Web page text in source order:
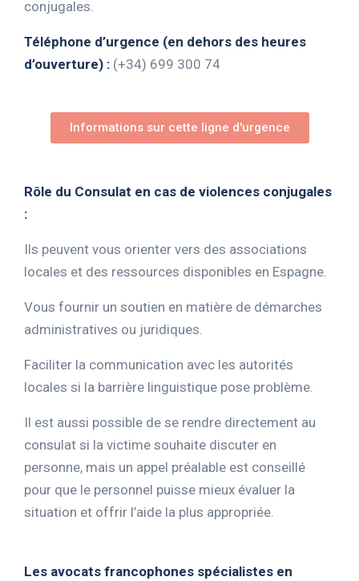
conjugales.
Téléphone d’urgence (en dehors des heures
d’ouverture) : (+34) 699 300 74
Informations sur cette ligne d'urgence
Rôle du Consulat en cas de violences conjugales
:
Ils peuvent vous orienter vers des associations
locales et des ressources disponibles en Espagne.
Vous fournir un soutien en matière de démarches
administratives ou juridiques.
Faciliter la communication avec les autorités
locales si la barrière linguistique pose problème.
Il est aussi possible de se rendre directement au
consulat si la victime souhaite discuter en
personne, mais un appel préalable est conseillé
pour que le personnel puisse mieux évaluer la
situation et offrir l’aide la plus appropriée.
Les avocats francophones spécialistes en